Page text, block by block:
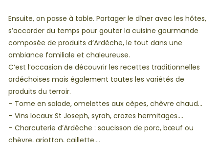
Ensuite, on passe à table. Partager le dîner avec les hôtes,
s’accorder du temps pour gouter la cuisine gourmande
composée de produits d’Ardèche, le tout dans une
ambiance familiale et chaleureuse.
C’est l’occasion de découvrir les recettes traditionnelles
ardéchoises mais également toutes les variétés de
produits du terroir.
– Tome en salade, omelettes aux cèpes, chèvre chaud…
– Vins locaux St Joseph, syrah, crozes hermitages….
– Charcuterie d’Ardèche : saucisson de porc, bœuf ou
chèvre, griotton, caillette….